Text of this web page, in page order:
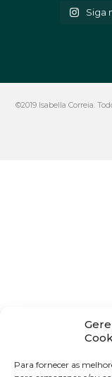
Para fornecer as
Siga
©2019 Isabella Correia.